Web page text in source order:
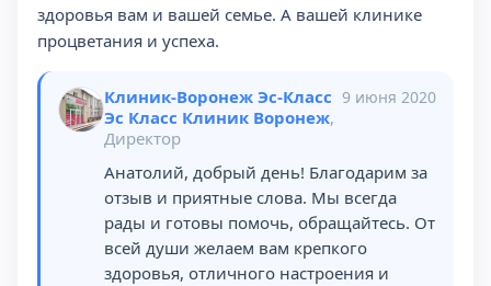
здоровья вам и вашей семье. А вашей клинике
процветания и успеха.
Клиник-Воронеж Эс-Класс
Эс Класс Клиник Воронеж,
Директор
9 июня 2020
Анатолий, добрый день! Благодарим за
отзыв и приятные слова. Мы всегда
рады и готовы помочь, обращайтесь. От
всей души желаем вам крепкого
здоровья, отличного настроения и